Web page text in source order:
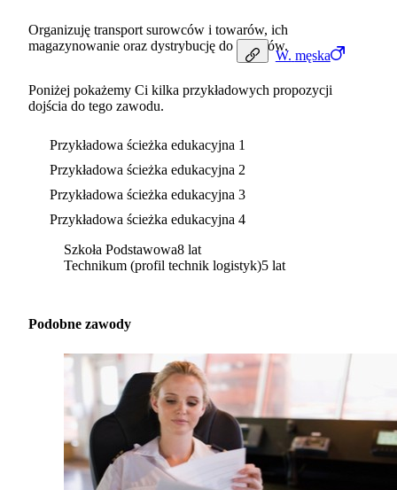
W. męska
Organizuję transport surowców i towarów, ich
magazynowanie oraz dystrybucję do klientów.
Poniżej pokażemy Ci kilka przykładowych propozycji
dojścia do tego zawodu.
Przykładowa ścieżka edukacyjna 1
Przykładowa ścieżka edukacyjna 2
Przykładowa ścieżka edukacyjna 3
Przykładowa ścieżka edukacyjna 4
Szkoła Podstawowa8 lat
Technikum (profil technik logistyk)5 lat
Podobne zawody